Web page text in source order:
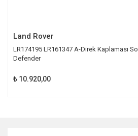
Land Rover
LR174195 LR161347 A-Direk Kaplaması Sol
Defender
₺ 10.920,00